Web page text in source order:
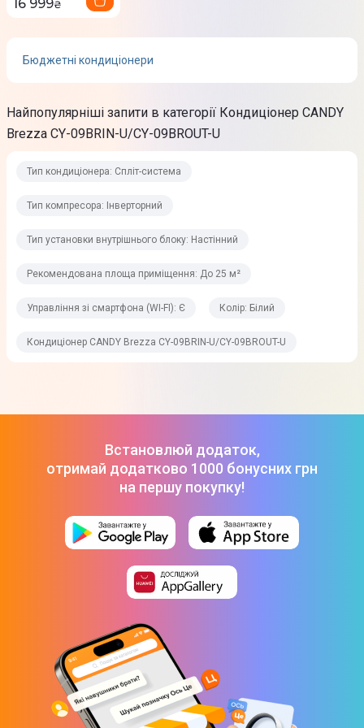
Клас енергоефективності (охолодження)
Клас енергоефективності (обігрів)
A+
0.8 кВт
Споживана потужність при обігріві
1 кВт
Максимальна споживана потужність
Пульт ДК
Керування напрямком подачі повітря
Таймер на вимикання
16 999₴
Бюджетні кондиціонери
Найпопулярніші запити в категорії Кондиціонер CANDY
Brezza CY-09BRIN-U/CY-09BROUT-U
Тип кондиціонера: Спліт-система
Тип компресора: Інверторний
Тип установки внутрішнього блоку: Настінний
Рекомендована площа приміщення: До 25 м²
Управління зі смартфона (WI-FI): Є Колір: Білий
Кондиціонер CANDY Brezza CY-09BRIN-U/CY-09BROUT-U
Встановлюй додаток,
отримай додатково 1000 бонусних грн
на першу покупку!